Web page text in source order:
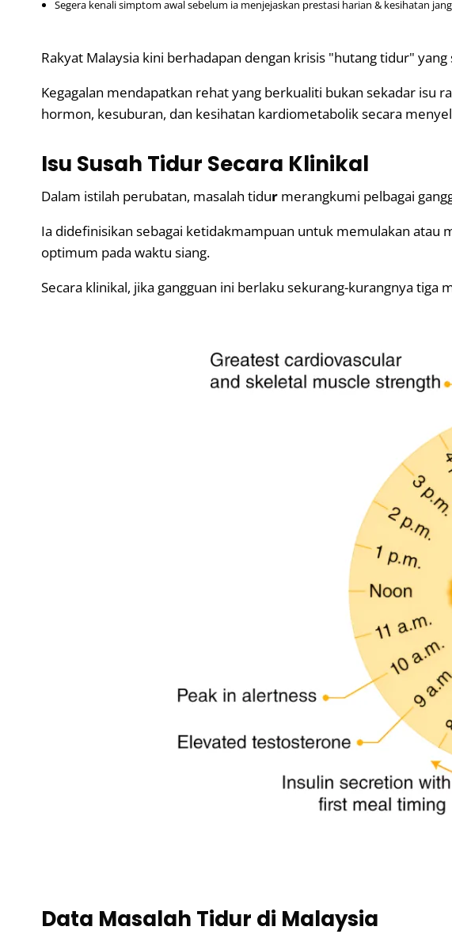
Segera kenali simptom awal sebelum ia menjejaskan prestasi harian & kesihatan
Rakyat Malaysia kini berhadapan dengan krisis "hutang tidur" yang
Kegagalan mendapatkan rehat yang berkualiti bukan sekadar isu
hormon, kesuburan, dan kesihatan kardiometabolik secara
Isu Susah Tidur Secara Klinikal
Dalam istilah perubatan, masalah tidur merangkumi pelbagai
Ia didefinisikan sebagai ketidakmampuan untuk memulakan atau
optimum pada waktu siang.
Secara klinikal, jika gangguan ini berlaku sekurang-kurangnya
Data Masalah Tidur di Malaysia